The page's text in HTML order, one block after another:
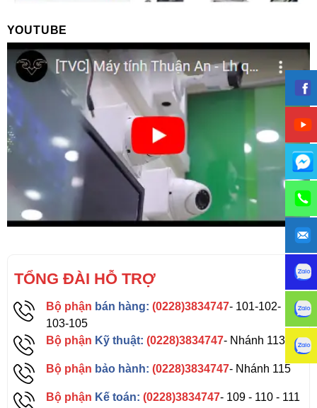
YOUTUBE
TỔNG ĐÀI HỖ TRỢ
Bộ phận bán hàng: (0228)3834747- 101-102-
103-105
Bộ phận Kỹ thuật: (0228)3834747- Nhánh 113
Bộ phận bảo hành: (0228)3834747- Nhánh 115
Bộ phận Kế toán: (0228)3834747- 109 - 110 - 111